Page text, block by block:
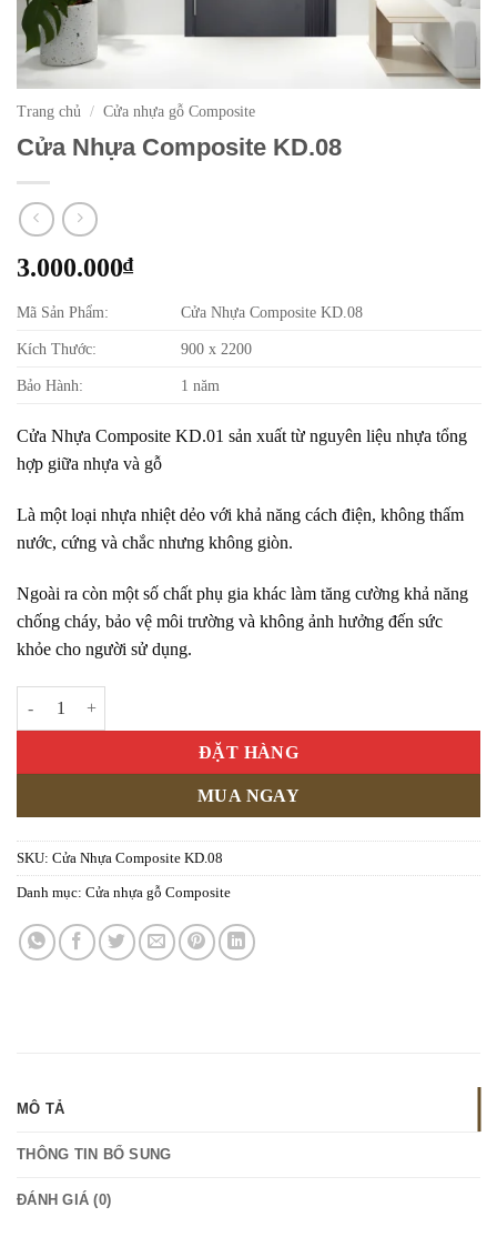
Trang chủ / Cửa nhựa gỗ Composite
Cửa Nhựa Composite KD.08
3.000.000₫
Mã Sản Phẩm: Cửa Nhựa Composite KD.08
Kích Thước: 900 x 2200
Bảo Hành: 1 năm
Cửa Nhựa Composite KD.01 sản xuất từ nguyên liệu nhựa tổng
hợp giữa nhựa và gỗ
Là một loại nhựa nhiệt dẻo với khả năng cách điện, không thấm
nước, cứng và chắc nhưng không giòn.
Ngoài ra còn một số chất phụ gia khác làm tăng cường khả năng
chống cháy, bảo vệ môi trường và không ảnh hưởng đến sức
khỏe cho người sử dụng.
ĐẶT HÀNG
MUA NGAY
SKU: Cửa Nhựa Composite KD.08
Danh mục: Cửa nhựa gỗ Composite
MÔ TẢ
THÔNG TIN BỔ SUNG
ĐÁNH GIÁ (0)